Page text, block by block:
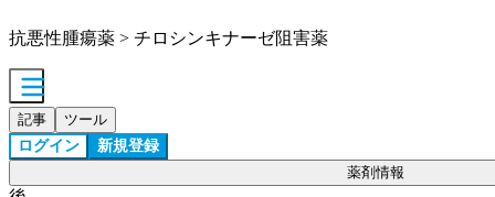
抗悪性腫瘍薬 > チロシンキナーゼ阻害薬
記事 ツール
ログイン 新規登録
薬剤情報